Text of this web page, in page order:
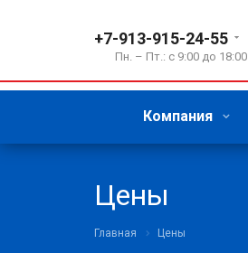
+7-913-915-24-55
Пн. – Пт.: с 9:00 до 18:00
Компания
Цены
Главная Цены